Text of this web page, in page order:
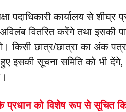
पदाधिकारी कार्यालय से
वितरित करेंगे तथा इसकी
किसी छात्र/छात्रा का अंक
हुए इसकी सूचना समिति को भी
के प्रधान को विशेष रूप से सूचित